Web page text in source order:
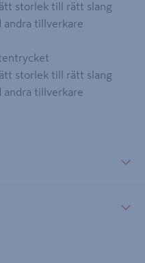
storlek till rätt slang
andra tillverkare
storlek till rätt slang
andra tillverkare